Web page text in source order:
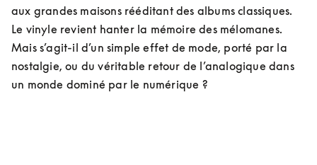
aux grandes maisons rééditant des albums classiques.
Le vinyle revient hanter la mémoire des mélomanes.
Mais s’agit-il d’un simple effet de mode, porté par la
nostalgie, ou du véritable retour de l’analogique dans
un monde dominé par le numérique ?